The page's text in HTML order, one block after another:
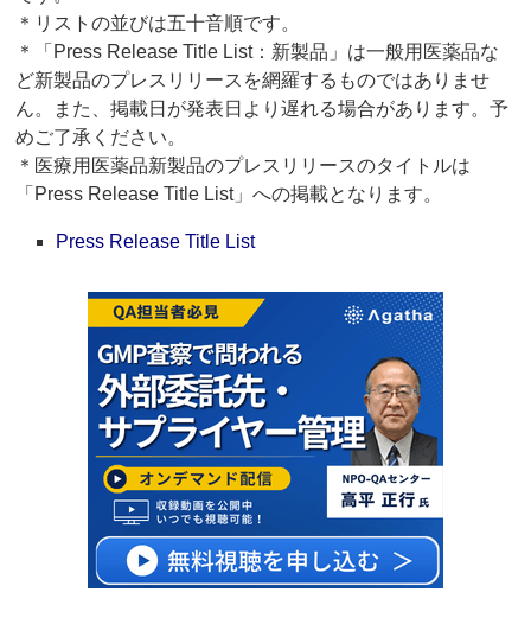
＊リストの並びは五十音順です。
＊「Press Release Title List：新製品」は一般用医薬品な
ど新製品のプレスリリースを網羅するものではありませ
ん。また、掲載日が発表日より遅れる場合があります。予
めご了承ください。
＊医療用医薬品新製品のプレスリリースのタイトルは
「Press Release Title List」への掲載となります。
Press Release Title List